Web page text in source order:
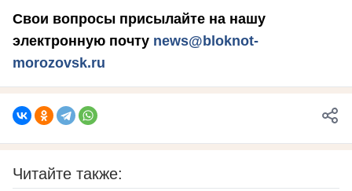
Свои вопросы присылайте на нашу
электронную почту news@bloknot-
morozovsk.ru
Читайте также: